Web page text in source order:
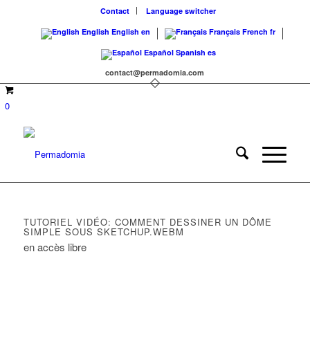
Contact
Language switcher
English English en Français French fr
Español Spanish es
contact@permadomia.com
0
TUTORIEL VIDÉO: COMMENT DESSINER UN DÔME
SIMPLE SOUS SKETCHUP.WEBM
en accès libre